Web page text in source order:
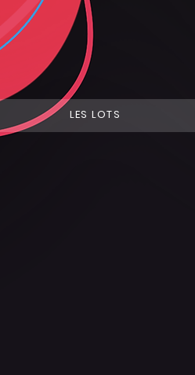
LES LOTS